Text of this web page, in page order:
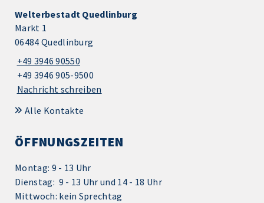
Welterbestadt Quedlinburg
Markt 1
06484 Quedlinburg
+49 3946 90550
+49 3946 905-9500
Nachricht schreiben
Alle Kontakte
ÖFFNUNGSZEITEN
Montag: 9 - 13 Uhr
Dienstag: 9 - 13 Uhr und 14 - 18 Uhr
Mittwoch: kein Sprechtag